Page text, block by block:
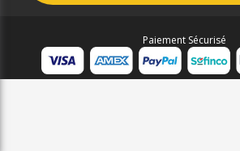
Paiement Sécurisé